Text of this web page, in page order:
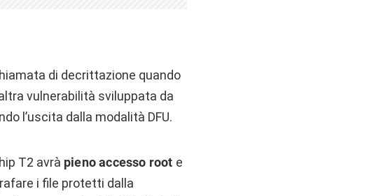
di decrittazione quando
vulnerabilità sviluppata da
l’uscita dalla modalità DFU.
T2 avrà pieno accesso root e
i file protetti dalla